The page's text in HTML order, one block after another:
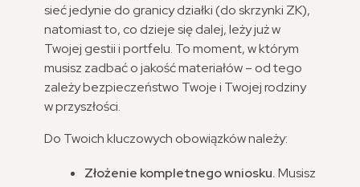
sieć jedynie do granicy działki (do skrzynki ZK),
natomiast to, co dzieje się dalej, leży już w
Twojej gestii i portfelu. To moment, w którym
musisz zadbać o jakość materiałów – od tego
zależy bezpieczeństwo Twoje i Twojej rodziny
w przyszłości.
Do Twoich kluczowych obowiązków należy:
Złożenie kompletnego wniosku.Musisz